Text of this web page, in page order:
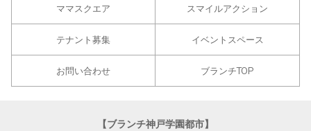
ママスクエア スマイルアクション
テナント募集 イベントスペース
お問い合わせ ブランチTOP
【ブランチ神戸学園都市】